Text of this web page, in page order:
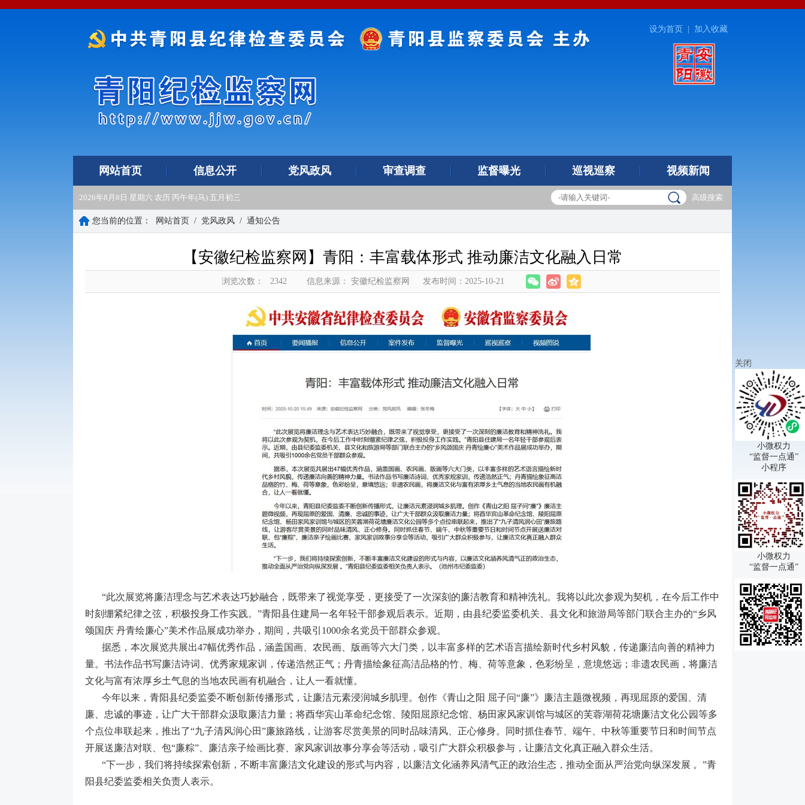
设为首页 加入收藏
网站首页 信息公开 党风政风 审查调查 监督曝光 巡视巡察 视频新闻
2026年8月8日 星期六 农历 丙午年(马) 五月初三 高级搜索
您当前的位置： 网站首页 / 党风政风 / 通知公告
【安徽纪检监察网】青阳：丰富载体形式 推动廉洁文化融入日常
浏览次数： 2342 信息来源： 安徽纪检监察网 发布时间：2025-10-21
“此次展览将廉洁理念与艺术表达巧妙融合，既带来了视觉享受，更接受了一次深刻的廉洁教育和精神洗礼。我将以此次参观为契机，在今后工作中
时刻绷紧纪律之弦，积极投身工作实践。”青阳县住建局一名年轻干部参观后表示。近期，由县纪委监委机关、县文化和旅游局等部门联合主办的“乡风
颂国庆 丹青绘廉心”美术作品展成功举办，期间，共吸引1000余名党员干部群众参观。
据悉，本次展览共展出47幅优秀作品，涵盖国画、农民画、版画等六大门类，以丰富多样的艺术语言描绘新时代乡村风貌，传递廉洁向善的精神力
量。书法作品书写廉洁诗词、优秀家规家训，传递浩然正气；丹青描绘象征高洁品格的竹、梅、荷等意象，色彩纷呈，意境悠远；非遗农民画，将廉洁
文化与富有浓厚乡土气息的当地农民画有机融合，让人一看就懂。
今年以来，青阳县纪委监委不断创新传播形式，让廉洁元素浸润城乡肌理。创作《青山之阳 屈子问“廉”》廉洁主题微视频，再现屈原的爱国、清
廉、忠诚的事迹，让广大干部群众汲取廉洁力量；将酉华宾山革命纪念馆、陵阳屈原纪念馆、杨田家风家训馆与城区的芙蓉湖荷花塘廉洁文化公园等多
个点位串联起来，推出了“九子清风润心田”廉旅路线，让游客尽赏美景的同时品味清风、正心修身。同时抓住春节、端午、中秋等重要节日和时间节点
开展送廉洁对联、包“廉粽”、廉洁亲子绘画比赛、家风家训故事分享会等活动，吸引广大群众积极参与，让廉洁文化真正融入群众生活。
“下一步，我们将持续探索创新，不断丰富廉洁文化建设的形式与内容，以廉洁文化涵养风清气正的政治生态，推动全面从严治党向纵深发展 。”青
阳县纪委监委相关负责人表示。
关闭
小微权力
“监督一点通”
小程序
小微权力
“监督一点通”